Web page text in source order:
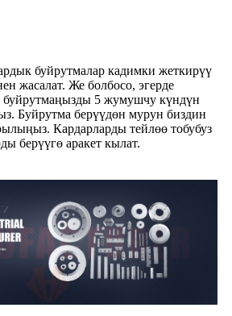
буйрутмалар кадимки жеткирүү
жасалат. Же болбосо, эгерде
буйрутмаңызды 5 жумушчу күндүн
Буйрутма берүүдөн мурун биздин
Кардарларды тейлөө тобубуз
берүүгө аракет кылат.